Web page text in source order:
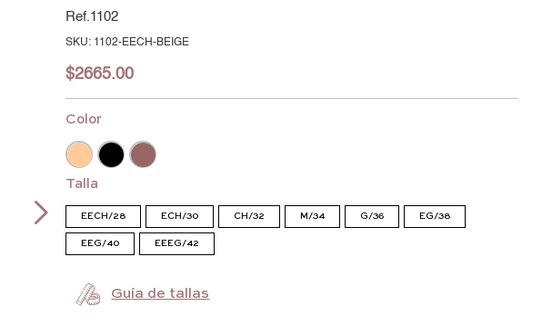
1102
: 1102-EECH-BEIGE
$2665.00
Color
Talla
EECH/28 ECH/30 CH/32 M/34 G/36 EG/38
EEG/40 EEEG/42
Guía de tallas